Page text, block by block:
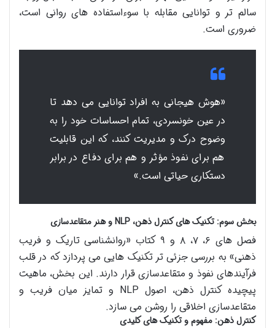
سالم تر و توانایی مقابله با سوءاستفاده های روانی است،
ضروری است.
«هوش هیجانی به افراد توانایی می دهد تا
در عین خونسردی، تمام احساسات خود را به
وضوح درک و مدیریت کنند، که این قابلیت
هم برای نفوذ مؤثر و هم برای دفاع در برابر
دستکاری حیاتی است.»
بخش سوم: تکنیک های کنترل ذهن، NLP و هنر متقاعدسازی
فصل های ۶، ۷، ۸ و ۹ کتاب «روانشناسی تاریک و فریب
ذهنی» به بررسی جزئی تر تکنیک هایی می پردازد که در قلب
فرآیندهای نفوذ و متقاعدسازی قرار دارند. این بخش، ماهیت
پیچیده کنترل ذهن، اصول NLP و تمایز میان فریب و
متقاعدسازی اخلاقی را روشن می سازد.
کنترل ذهن: مفهوم و تکنیک های کلیدی